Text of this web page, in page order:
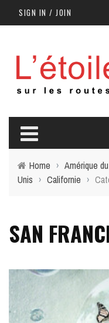
SIGN IN / JOIN
Home › Amérique
Unis › Californie ›
SAN